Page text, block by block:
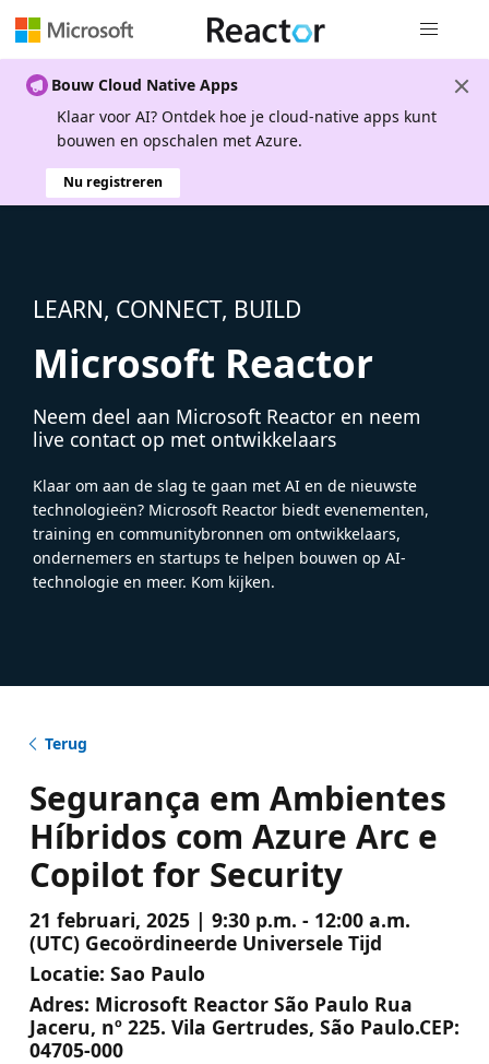
Bouw Cloud Native Apps
Klaar voor AI? Ontdek hoe je cloud-native apps kunt
bouwen en opschalen met Azure.
Nu registreren
LEARN, CONNECT, BUILD
Microsoft Reactor
Neem deel aan Microsoft Reactor en neem
live contact op met ontwikkelaars
Klaar om aan de slag te gaan met AI en de nieuwste
technologieën? Microsoft Reactor biedt evenementen,
training en communitybronnen om ontwikkelaars,
ondernemers en startups te helpen bouwen op AI-
technologie en meer. Kom kijken.
Terug
Segurança em Ambientes
Híbridos com Azure Arc e
Copilot for Security
21 februari, 2025 | 9:30 p.m. - 12:00 a.m.
(UTC) Gecoördineerde Universele Tijd
Locatie: Sao Paulo
Adres: Microsoft Reactor São Paulo Rua
Jaceru, nº 225. Vila Gertrudes, São Paulo.CEP:
04705-000